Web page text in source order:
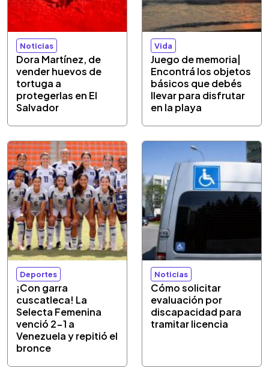
Noticias
Dora Martínez, de
vender huevos de
tortuga a
protegerlas en El
Salvador
Vida
Juego de memoria|
Encontrá los objetos
básicos que debés
llevar para disfrutar
en la playa
Deportes
¡Con garra
cuscatleca! La
Selecta Femenina
venció 2-1 a
Venezuela y repitió el
bronce
Noticias
Cómo solicitar
evaluación por
discapacidad para
tramitar licencia